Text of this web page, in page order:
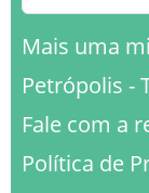
Mais uma
Petrópolis -
Fale com a
Política de